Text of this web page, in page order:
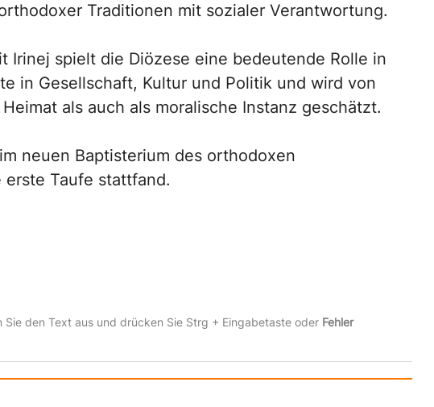
Traditionen mit sozialer Verantwortung.
Irinej spielt die Diözese eine bedeutende Rolle in
in Gesellschaft, Kultur und Politik und wird von
als auch als moralische Instanz geschätzt.
neuen Baptisterium des orthodoxen
Taufe stattfand.
Sie den Text aus und drücken Sie Strg + Eingabetaste oder Fehler